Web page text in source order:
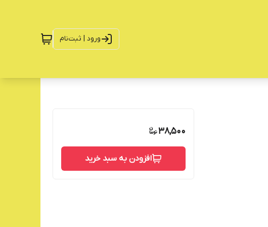
ورود | ثبت‌نام
38,500
افزودن به سبد خرید